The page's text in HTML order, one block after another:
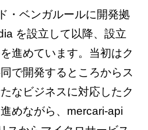
・ベンガルールに開発拠
を設立して以降、設立
進めています。当初はク
で開発するところからス
なビジネスに対応したク
めながら、mercari-api